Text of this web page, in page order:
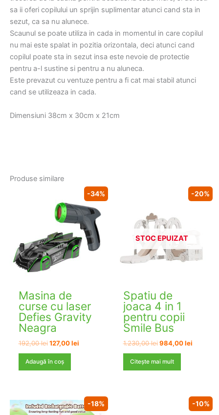
sa ii oferi copilului un sprijin suplimentar atunci cand sta in
sezut, ca sa nu alunece.
Scaunul se poate utiliza in cada in momentul in care copilul
nu mai este spalat in pozitia orizontala, deci atunci cand
copilul poate sta in sezut insa este nevoie de protectie
pentru a-l sustine si pentru a nu aluneca.
Este prevazut cu ventuze pentru a fi cat mai stabil atunci
cand se utilizeaza in cada.
Dimensiuni 38cm x 30cm x 21cm
Produse similare
-34%
Masina de
curse cu laser
Defies Gravity
Neagra
192,00lei Prețul
a
fost:
127,00leiPrețul
Adaugă în coș
-20%
STOC EPUIZAT
Spatiu de
joaca 4 in 1
pentru copii
Smile Bus
1.230,00lei Prețul
a
984,00leiPrețul
Citește mai mult
-18% -10%